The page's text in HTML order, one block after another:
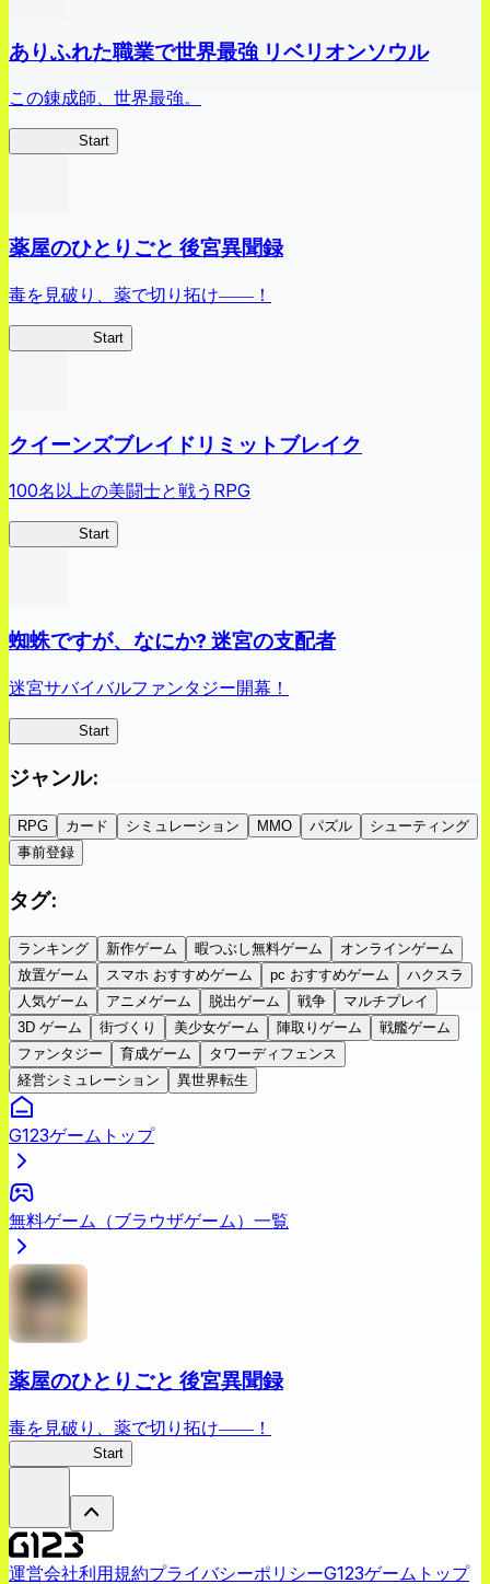
ありふれた職業で世界最強 リベリオンソウル
この錬成師、世界最強。
Start
薬屋のひとりごと 後宮異聞録
毒を見破り、薬で切り拓け――！
Start
クイーンズブレイドリミットブレイク
100名以上の美闘士と戦うRPG
Start
蜘蛛ですが、なにか? 迷宮の支配者
迷宮サバイバルファンタジー開幕！
Start
ジャンル:
RPG カード シミュレーション MMO パズル
シューティング
事前登録
タグ:
ランキング 新作ゲーム 暇つぶし無料ゲーム
オンラインゲーム
放置ゲーム
スマホ おすすめゲーム pc おすすめゲーム
ハクスラ
人気ゲーム
アニメゲーム 脱出ゲーム 戦争
マルチプレイ
3D ゲーム
街づくり 美少女ゲーム 陣取りゲーム
戦艦ゲーム
ファンタジー
育成ゲーム
タワーディフェンス
経営シミュレーション
異世界転生
G123ゲームトップ
無料ゲーム（ブラウザゲーム）一覧
薬屋のひとりごと 後宮異聞録
毒を見破り、薬で切り拓け――！
Start
運営会社利用規約プライバシーポリシーG123ゲームトップ